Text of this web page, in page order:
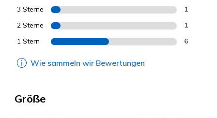
3 Sterne 1
2 Sterne 1
1 Stern 6
Wie sammeln wir Bewertungen
Größe